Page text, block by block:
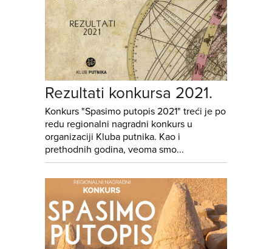
Rezultati konkursa 2021.
Konkurs "Spasimo putopis 2021" treći je po
redu regionalni nagradni konkurs u
organizaciji Kluba putnika. Kao i
prethodnih godina, veoma smo...